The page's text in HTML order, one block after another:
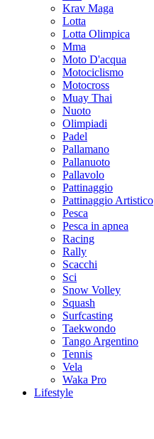
Krav Maga
Lotta
Lotta Olimpica
Mma
Moto D'acqua
Motociclismo
Motocross
Muay Thai
Nuoto
Olimpiadi
Padel
Pallamano
Pallanuoto
Pallavolo
Pattinaggio
Pattinaggio Artistico
Pesca
Pesca in apnea
Racing
Rally
Scacchi
Sci
Snow Volley
Squash
Surfcasting
Taekwondo
Tango Argentino
Tennis
Vela
Waka Pro
Lifestyle